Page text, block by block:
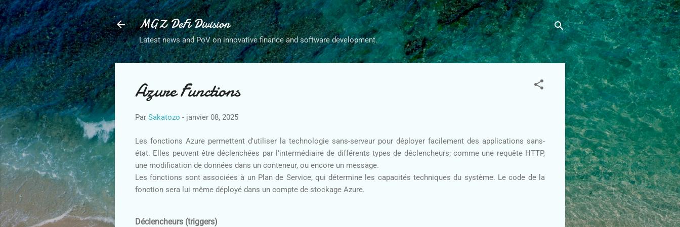
Accéder au contenu principal
MGZ DeFi Division
Latest news and PoV on innovative finance and software development.
Azure Functions
Par Sakatozo - janvier 08, 2025
Les fonctions Azure permettent d'utiliser la technologie sans-serveur pour déployer facilement des applications sans-
état. Elles peuvent être déclenchées par l'intermédiaire de différents types de déclencheurs; comme une requête HTTP,
une modification de données dans un conteneur, ou encore un message.
Les fonctions sont associées à un Plan de Service, qui détermine les capacités techniques du système. Le code de la
fonction sera lui même déployé dans un compte de stockage Azure.
Déclencheurs (triggers)